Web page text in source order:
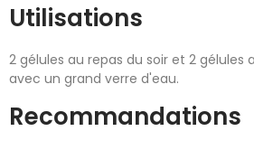
Utilisations
2 gélules au repas du soir et 2 gélules
avec un grand verre d'eau.
Recommandations